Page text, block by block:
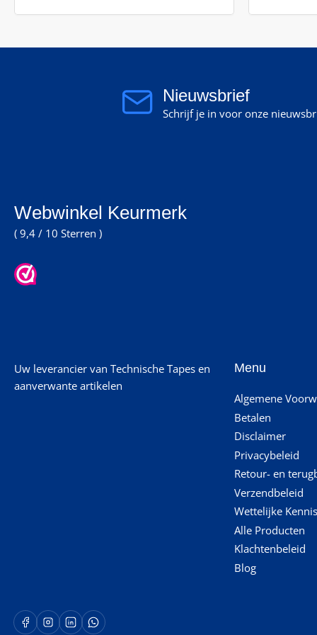
Nieuwsbrief
Schrijf je in voor onze
Webwinkel Keurmerk
( 9,4 / 10 Sterren )
Uw leverancier van Technische Tapes en
aanverwante artikelen
Menu
Algemene
Betalen
Disclaimer
Privacybeleid
Retour- en
Verzendbeleid
Wettelijke
Alle Producten
Klachtenbeleid
Blog
FacebookInstagram
LinkedInWhatsApp Opent in een nieuw venster.